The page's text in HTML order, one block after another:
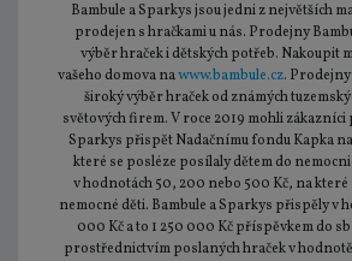
Bambule a Sparkys jsou jedni z největších
prodejen s hračkami u nás. Prodejny
výběr hraček i dětských potřeb. Nakoupit
vašeho domova nawww.bambule.cz.
široký výběr hraček od známých
světových firem. V roce 2019 mohli zákazníci
Sparkys přispět Nadačnímu fondu Kapka
které se posléze posílaly dětem do
v hodnotách 50, 200 nebo 500 Kč, na
nemocné děti. Bambule a Sparkys přispěly v
000 Kč a to 1 250 000 Kč příspěvkem do
prostřednictvím poslaných hraček v